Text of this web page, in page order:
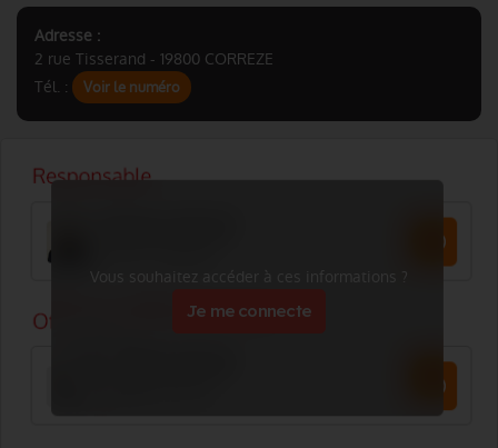
Adresse :
2 rue Tisserand - 19800 CORREZE
Tél. :
Voir le numéro
Vous souhaitez accéder à ces informations ?
Je me connecte